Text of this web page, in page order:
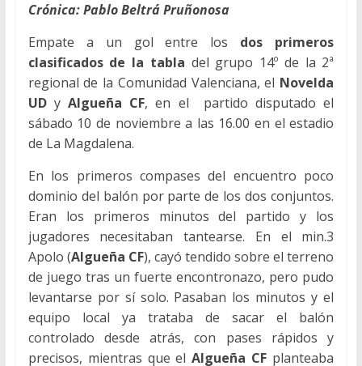
Crónica: Pablo Beltrá Pruñonosa
Empate a un gol entre los dos primeros
clasificados de la tabla del grupo 14º de la 2ª
regional de la Comunidad Valenciana, el Novelda
UDyAlgueña CF, en el partido disputado el
sábado 10 de noviembre a las 16.00 en el estadio
de La Magdalena.
En los primeros compases del encuentro poco
dominio del balón por parte de los dos conjuntos.
Eran los primeros minutos del partido y los
jugadores necesitaban tantearse. En el min.3
Apolo (Algueña CF), cayó tendido sobre el terreno
de juego tras un fuerte encontronazo, pero pudo
levantarse por sí solo. Pasaban los minutos y el
equipo local ya trataba de sacar el balón
controlado desde atrás, con pases rápidos y
precisos, mientras que elAlgueña CF planteaba